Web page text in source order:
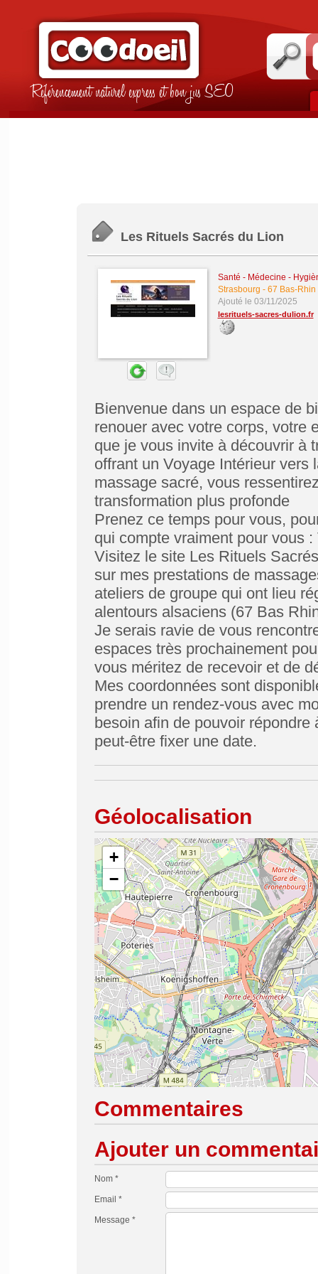
Référencement naturel express et bon jus SEO
Les Rituels Sacrés du Lion
Santé - Médecine -
Strasbourg - 67 Bas-Rhin
Ajouté le 03/11/2025
lesrituels-sacres-dulion.fr
Bienvenue dans un espace de
renouer avec votre corps, votre
que je vous invite à découvrir à
offrant un Voyage Intérieur vers
massage sacré, vous
transformation plus profonde
Prenez ce temps pour vous,
qui compte vraiment pour vous
Visitez le site Les Rituels
sur mes prestations de
ateliers de groupe qui ont lieu
alentours alsaciens (67 Bas
Je serais ravie de vous
espaces très prochainement
vous méritez de recevoir et de
Mes coordonnées sont
prendre un rendez-vous avec
besoin afin de pouvoir
peut-être fixer une date.
Géolocalisation
+
−
Commentaires
Ajouter un
Nom *
Email *
Message *